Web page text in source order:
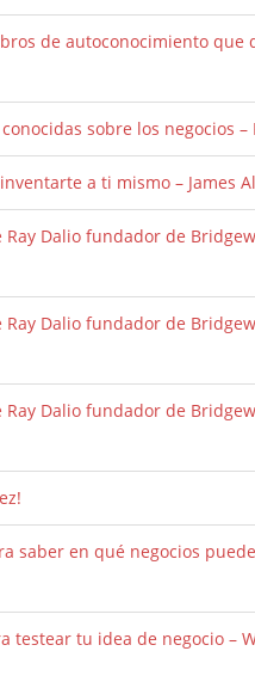
de autoconocimiento que
sobre los negocios –
a ti mismo – James
Ray Dalio fundador de
Ray Dalio fundador de
Ray Dalio fundador de
saber en qué negocios
testear tu idea de negocio –